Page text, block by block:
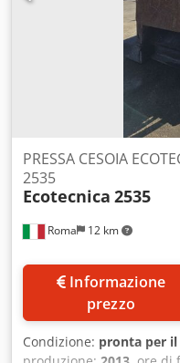
Roma 12 km
PRESSA CESOIA
2535
Ecotecnica 2535
prezzo
Condizione: pronta per